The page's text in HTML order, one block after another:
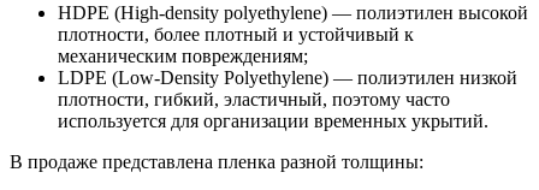
HDPE (High-density polyethylene) — полиэтилен высокой
плотности, более плотный и устойчивый к
механическим повреждениям;
LDPE (Low-Density Polyethylene) — полиэтилен низкой
плотности, гибкий, эластичный, поэтому часто
используется для организации временных укрытий.
В продаже представлена пленка разной толщины: